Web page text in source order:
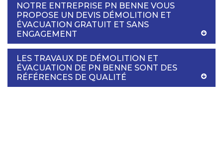
NOTRE ENTREPRISE PN BENNE VOUS
PROPOSE UN DEVIS DÉMOLITION ET
ÉVACUATION GRATUIT ET SANS
ENGAGEMENT
LES TRAVAUX DE DÉMOLITION ET
ÉVACUATION DE PN BENNE SONT DES
RÉFÉRENCES DE QUALITÉ